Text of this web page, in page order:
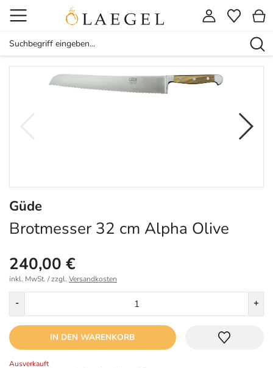
Güde
Brotmesser 32 cm Alpha Olive
240,00 €
inkl. MwSt. / zzgl. Versandkosten
- +
IN DEN WARENKORB
Ausverkauft